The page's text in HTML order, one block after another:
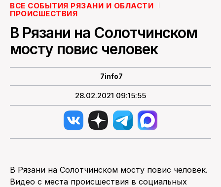
ПОИСК ПО САЙТУ
ВСЕ СОБЫТИЯ РЯЗАНИ И ОБЛАСТИ
ПРОИСШЕСТВИЯ
В Рязани на Солотчинском
мосту повис человек
7info7
28.02.2021 09:15:55
В Рязани на Солотчинском мосту повис человек.
Видео с места происшествия в социальных